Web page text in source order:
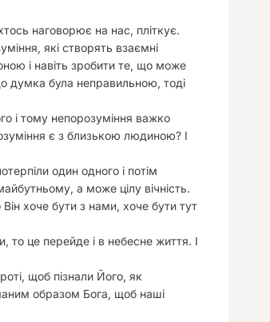
наговорює на нас, пліткує.
які створять взаємні
і навіть зробити те, що може
думка була неправильною, тоді
і тому непорозуміння важко
є з близькою людиною? І
один одного і потім
а може цілу вічність.
хоче бути з нами, хоче бути тут
це перейде і в небесне життя. І
щоб пізнали Його, як
образом Бога, щоб наші